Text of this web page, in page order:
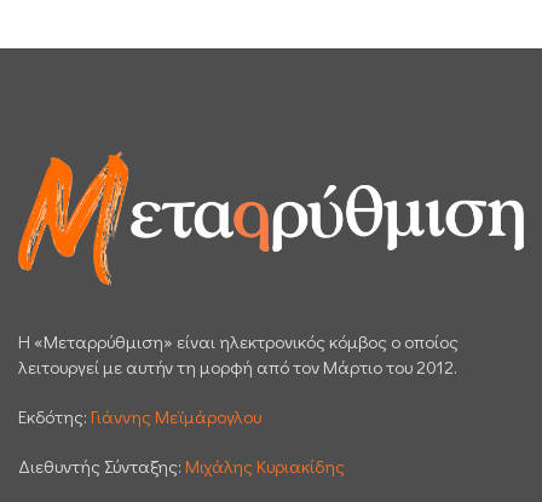
H «Μεταρρύθμιση» είναι ηλεκτρονικός κόμβος ο οποίος
λειτουργεί με αυτήν τη μορφή από τον Μάρτιο του 2012.
Εκδότης: Γιάννης Μεϊμάρογλου
Διεθυντής Σύνταξης: Μιχάλης Κυριακίδης